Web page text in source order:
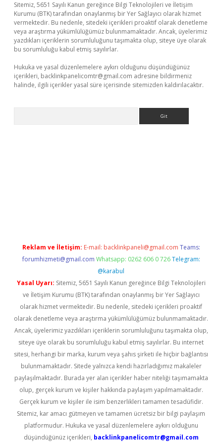
Sitemiz, 5651 Sayılı Kanun gereğince Bilgi Teknolojileri ve İletişim
Kurumu (BTK) tarafından onaylanmış bir Yer Sağlayıcı olarak hizmet
vermektedir. Bu nedenle, sitedeki içerikleri proaktif olarak denetleme
veya araştırma yükümlülüğümüz bulunmamaktadır. Ancak, üyelerimiz
yazdıkları içeriklerin sorumluluğunu taşımakta olup, siteye üye olarak
bu sorumluluğu kabul etmiş sayılırlar.
Hukuka ve yasal düzenlemelere aykırı olduğunu düşündüğünüz
içerikleri, backlinkpanelicomtr@gmail.com adresine bildirmeniz
halinde, ilgili içerikler yasal süre içerisinde sitemizden kaldırılacaktır.
Reklam ve İletişim: E-mail: backlinkpaneli@gmail.com Teams:
forumhizmeti@gmail.com Whatsapp: 0262 606 0 726 Telegram:
@karabul
Yasal Uyarı: Sitemiz, 5651 Sayılı Kanun gereğince Bilgi Teknolojileri
ve İletişim Kurumu (BTK) tarafından onaylanmış bir Yer Sağlayıcı
olarak hizmet vermektedir. Bu nedenle, sitedeki içerikleri proaktif
olarak denetleme veya araştırma yükümlülüğümüz bulunmamaktadır.
Ancak, üyelerimiz yazdıkları içeriklerin sorumluluğunu taşımakta olup,
siteye üye olarak bu sorumluluğu kabul etmiş sayılırlar. Bu internet
sitesi, herhangi bir marka, kurum veya şahıs şirketi ile hiçbir bağlantısı
bulunmamaktadır. Sitede yalnızca kendi hazırladığımız makaleler
paylaşılmaktadır. Burada yer alan içerikler haber niteliği taşımamakta
olup, gerçek kurum ve kişiler hakkında paylaşım yapılmamaktadır.
Gerçek kurum ve kişiler ile isim benzerlikleri tamamen tesadüfidir.
Sitemiz, kar amacı gütmeyen ve tamamen ücretsiz bir bilgi paylaşım
platformudur. Hukuka ve yasal düzenlemelere aykırı olduğunu
düşündüğünüz içerikleri, backlinkpanelicomtr@gmail.com